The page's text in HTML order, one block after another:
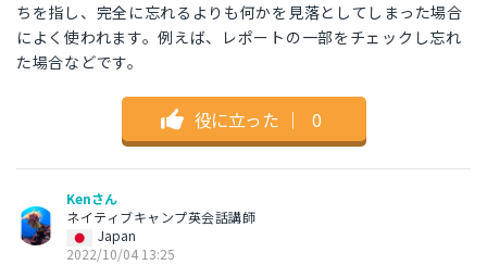
ちを指し、完全に忘れるよりも何かを見落としてしまった場合
によく使われます。例えば、レポートの一部をチェックし忘れ
た場合などです。
役に立った ｜ 0
Kenさん
ネイティブキャンプ英会話講師
Japan
2022/10/04 13:25